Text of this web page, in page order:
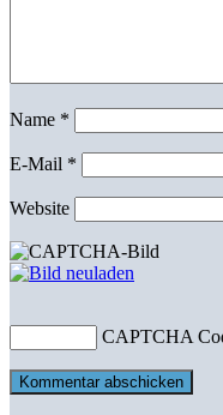
Name *
E-Mail *
Website
CAPTCHA